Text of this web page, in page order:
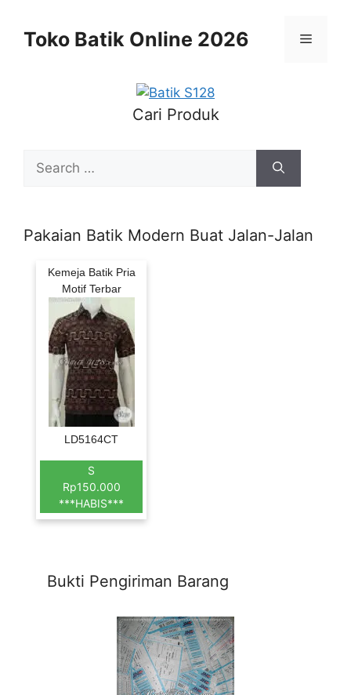
contentToko Batik Online 2026 Menu
Cari Produk
for:
Pakaian Batik Modern Buat Jalan-Jalan
Kemeja Batik Pria
Motif Terbar
LD5164CT
S
Rp150.000
***HABIS***
Bukti Pengiriman Barang